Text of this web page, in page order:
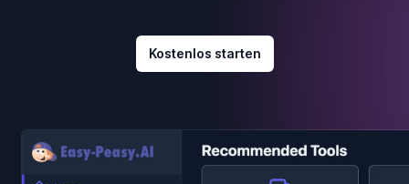
Kostenlos starten